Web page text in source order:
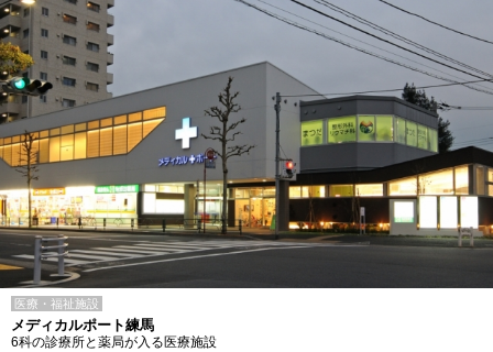
医療・福祉施設
メディカルポート練馬
6科の診療所と薬局が入る医療施設